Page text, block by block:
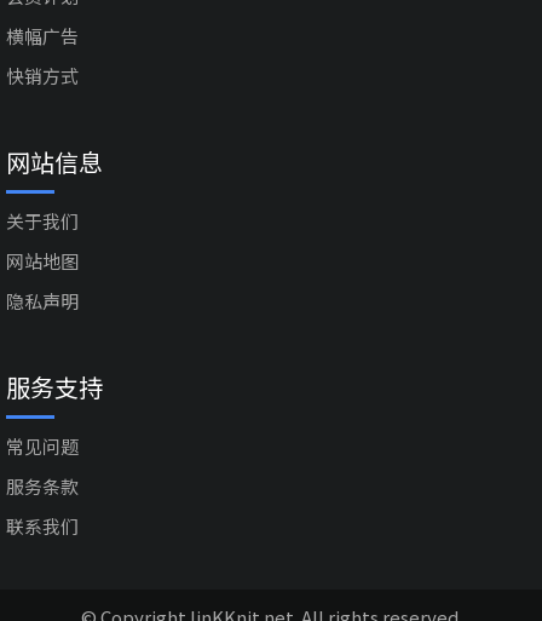
横幅广告
快销方式
网站信息
关于我们
网站地图
隐私声明
服务支持
常见问题
服务条款
联系我们